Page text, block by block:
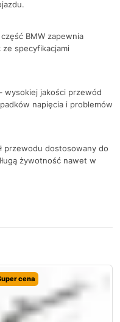
BMW zapewnia
specyfikacjami
wysokiej jakości przewód
napięcia i problemów
przewodu dostosowany do
żywotność nawet w
cena